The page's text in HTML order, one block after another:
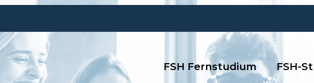
FSH Fernstudium FSH-